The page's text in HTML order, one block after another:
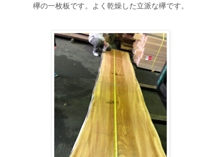
欅の一枚板です。よく乾燥した立派な欅です。